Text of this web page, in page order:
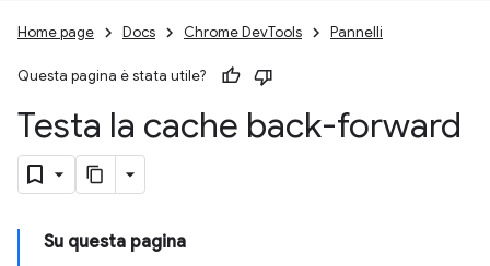
Home page Docs Chrome DevTools Pannelli
Questa pagina è stata utile?
Testa la cache back-forward
Su questa pagina